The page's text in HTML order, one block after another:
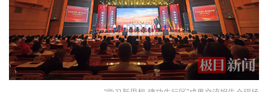
消费
创意
文化